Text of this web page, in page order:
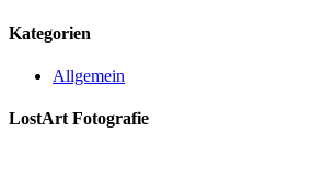
Kategorien
Allgemein
LostArt Fotografie